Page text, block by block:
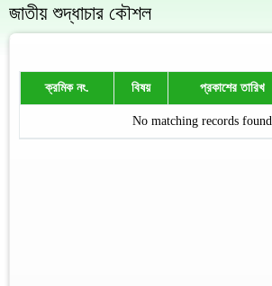
জাতীয় শুদ্ধাচার কৌশল
ক্রমিক নং. বিষয় প্রকাশের তারিখ
No matching records found